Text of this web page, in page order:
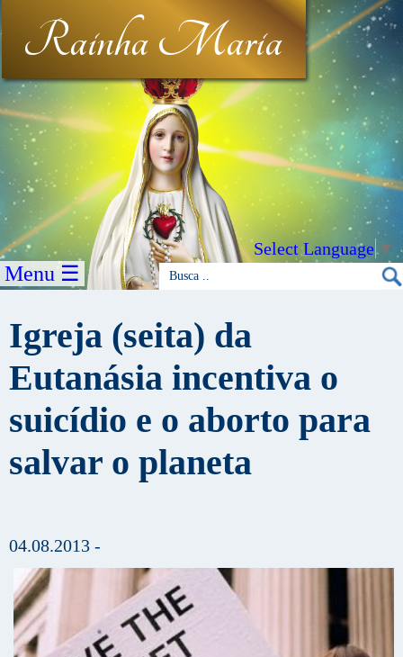
Rainha Maria
Select Language▼
Menu ☰
Igreja (seita) da
Eutanásia incentiva o
suicídio e o aborto para
salvar o planeta
04.08.2013 -